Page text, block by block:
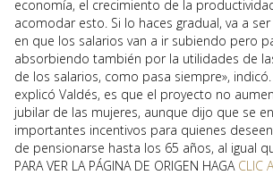
economía, el crecimiento de la
acomodar esto. Si lo haces gradual, va a
en que los salarios van a ir subiendo pero
absorbiendo también por la utilidades de
de los salarios, como pasa siempre»,
explicó Valdés, es que el proyecto no
jubilar de las mujeres, aunque dijo que se
importantes incentivos para quienes
de pensionarse hasta los 65 años, al igual
PARA VER LA PÁGINA DE ORIGEN HAGA CLIC